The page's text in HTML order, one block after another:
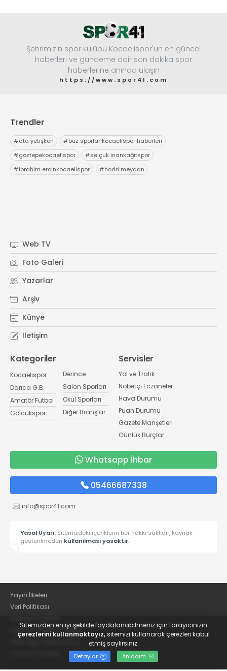
Şehrimizin spor kulübü Kocaelispor'un en güncel
haberleri ve gündeme dair son dakika spor
haberlerine anında ulaşın
https://www.spor41.com
Trendler
#ata yetişken #buz sporlarıkocaelispor haberleri
#göztepekocaelispor #selçuk inankağıtspor
#ibrahim ercinkocaelispor #hodri meydan
Web TV
Foto Galeri
Yazarlar
Arşiv
Künye
İletişim
Kategoriler
Kocaelispor
Darıca G.B.
Amatör Futbol
Gölcükspor
Derince
Salon Sporları
Okul Sporları
Diğer Branşlar
Servisler
Yol ve Trafik
Nöbetçi Eczaneler
Hava Durumu
Puan Durumu
Gazete Manşetleri
Günlük Burçlar
Whatsapp İhbar
05466687338
info@spor41.com
Yasal Uyarı: Sitemizdeki içeriklerin her hakkı saklıdır, kaynak
gösterilmeden kullanılması yasaktır.
Yayın İlkeleri
Veri Politikası
KVKK Aydınlatma Metni
Sitemizden en iyi şekilde faydalanabilmeniz için tarayıcınızın
çerezlerini kullanmaktayız,sitemizi kullanarak çerezleri kabul
etmiş saylırsınız.
Detaylar Anladım